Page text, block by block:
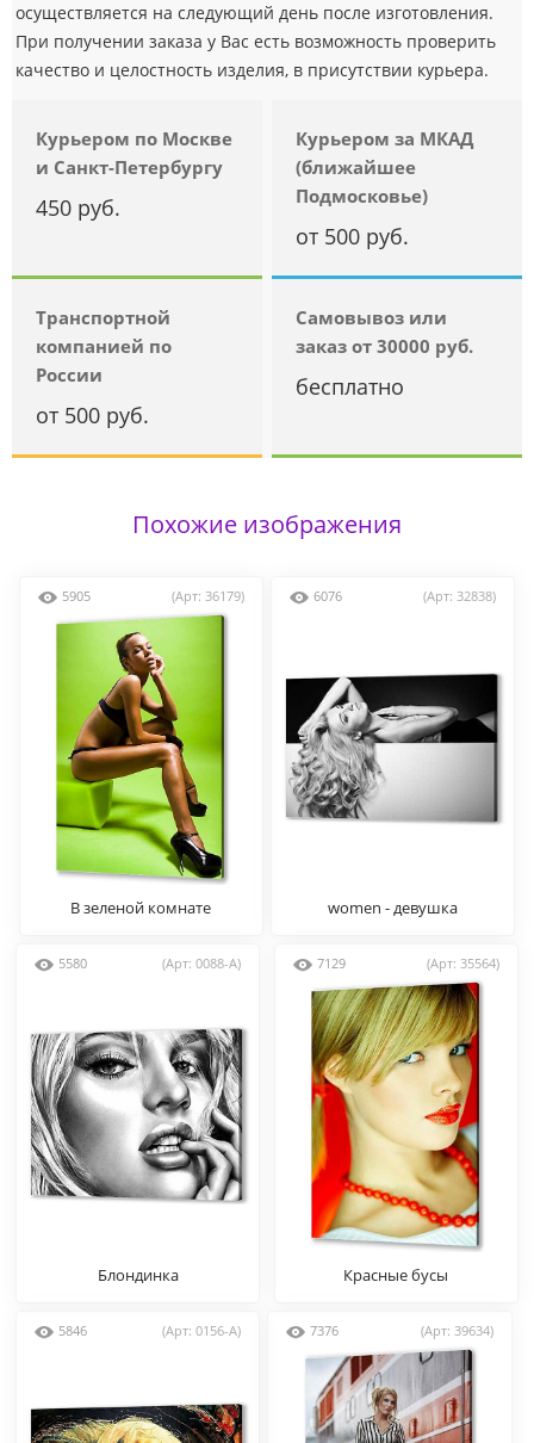
осуществляется на следующий день после изготовления.
При получении заказа у Вас есть возможность проверить
качество и целостность изделия, в присутствии курьера.
Курьером по Москве
и Санкт-Петербургу
450 руб.
Курьером за МКАД
(ближайшее
Подмосковье)
от 500 руб.
Транспортной
компанией по
России
от 500 руб.
Самовывоз или
заказ от 30000 руб.
бесплатно
Похожие изображения
5905 (Арт: 36179)
В зеленой комнате
6076 (Арт: 32838)
women - девушка
5580 (Арт: 0088-A)
Блондинка
7129 (Арт: 35564)
Красные бусы
5846 (Арт: 0156-A) 7376 (Арт: 39634)